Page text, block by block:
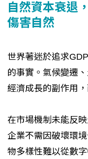
自然資本衰退
傷害自然
世界著迷於追求
的事實。氣候變遷
經濟成長的副作用
在市場機制未能反
企業不需因破壞環
物多樣性難以從數